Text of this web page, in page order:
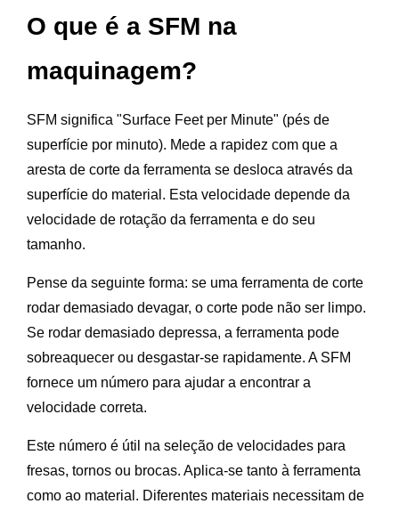
O que é a SFM na
maquinagem?
SFM significa "Surface Feet per Minute" (pés de
superfície por minuto). Mede a rapidez com que a
aresta de corte da ferramenta se desloca através da
superfície do material. Esta velocidade depende da
velocidade de rotação da ferramenta e do seu
tamanho.
Pense da seguinte forma: se uma ferramenta de corte
rodar demasiado devagar, o corte pode não ser limpo.
Se rodar demasiado depressa, a ferramenta pode
sobreaquecer ou desgastar-se rapidamente. A SFM
fornece um número para ajudar a encontrar a
velocidade correta.
Este número é útil na seleção de velocidades para
fresas, tornos ou brocas. Aplica-se tanto à ferramenta
como ao material. Diferentes materiais necessitam de